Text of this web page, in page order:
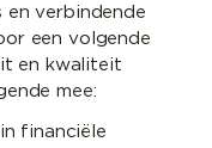
en verbindende
een volgende
en kwaliteit
mee:
financiële